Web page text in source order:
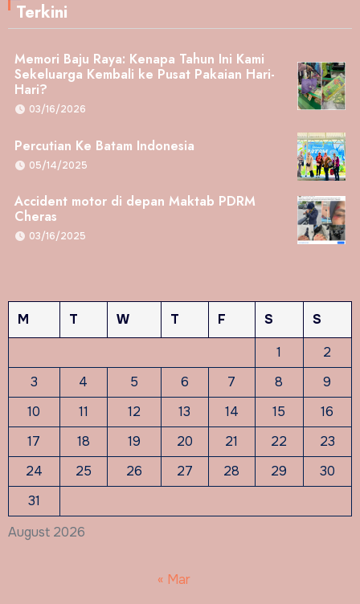
Terkini
Memori Baju Raya: Kenapa Tahun Ini Kami
Sekeluarga Kembali ke Pusat Pakaian Hari-
Hari?
03/16/2026
Percutian Ke Batam Indonesia
05/14/2025
Accident motor di depan Maktab PDRM
Cheras
03/16/2025
August 2026
M T W T F S
S
1
2
3
4 5 6 7 8
9
10
11 12 13 14 15
16
17
18 19 20 21 22
23
24
25 26 27 28 29
30
31
« Mar